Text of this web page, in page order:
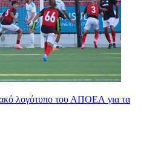
λογότυπο του ΑΠΟΕΛ για τα